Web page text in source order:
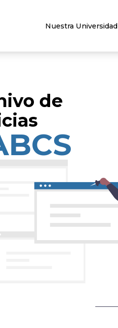
Nuestra Universidad
de